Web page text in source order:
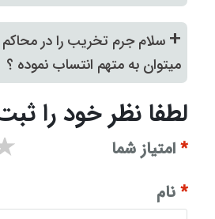
+ سلام جرم تخریب را در
میتوان به متهم انتساب نموده ؟
لطفا نظر خود را
*امتیاز شما
*نام